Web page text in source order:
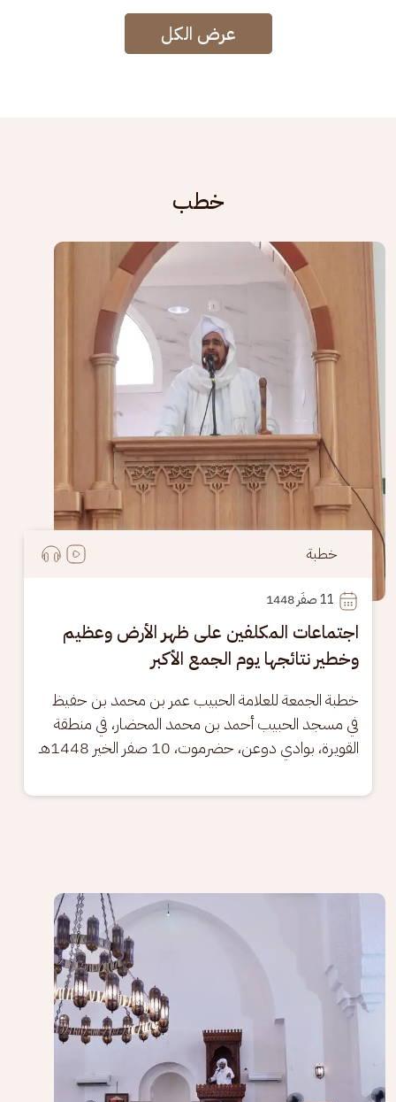
عرض الكل
خطب
الصورة
خطبة
11
اجتماعات المكلفين على ظهر الأرض وعظيم
وخطير نتائجها يوم الجمع الأكبر
خطبة الجمعة للعلامة الحبيب عمر بن محمد بن حفيظ
في مسجد الحبيب أحمد بن محمد المحضار، في منطقة
القويرة، بوادي دوعن، حضرموت، 10 صفر الخير 1448هـ
الصورة